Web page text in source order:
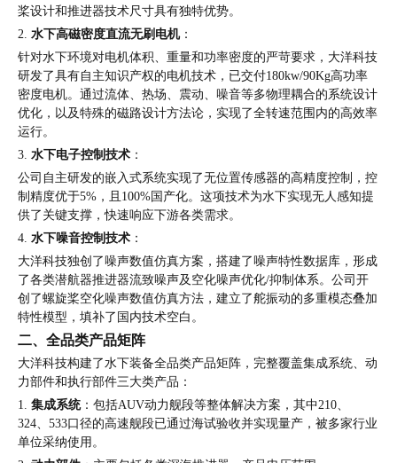
桨设计和推进器技术尺寸具有独特优势。
2. 水下高磁密度直流无刷电机：
针对水下环境对电机体积、重量和功率密度的严苛要求，大洋科技
研发了具有自主知识产权的电机技术，已交付180kw/90Kg高功率
密度电机。通过流体、热场、震动、噪音等多物理耦合的系统设计
优化，以及特殊的磁路设计方法论，实现了全转速范围内的高效率
运行。
3. 水下电子控制技术 ：
公司自主研发的嵌入式系统实现了无位置传感器的高精度控制，控
制精度优于5%，且100%国产化。这项技术为水下实现无人感知提
供了关键支撑，快速响应下游各类需求。
4. 水下噪音控制技术 ：
大洋科技独创了噪声数值仿真方案，搭建了噪声特性数据库，形成
了各类潜航器推进器流致噪声及空化噪声优化/抑制体系。公司开
创了螺旋桨空化噪声数值仿真方法，建立了舵振动的多重模态叠加
特性模型，填补了国内技术空白。
二、 全品类产品矩阵
大洋科技构建了水下装备全品类产品矩阵，完整覆盖集成系统、动
力部件和执行部件三大类产品：
1. 集成系统：包括AUV动力舰段等整体解决方案，其中210、
324、533口径的高速舰段已通过海试验收并实现量产，被多家行业
单位采纳使用。